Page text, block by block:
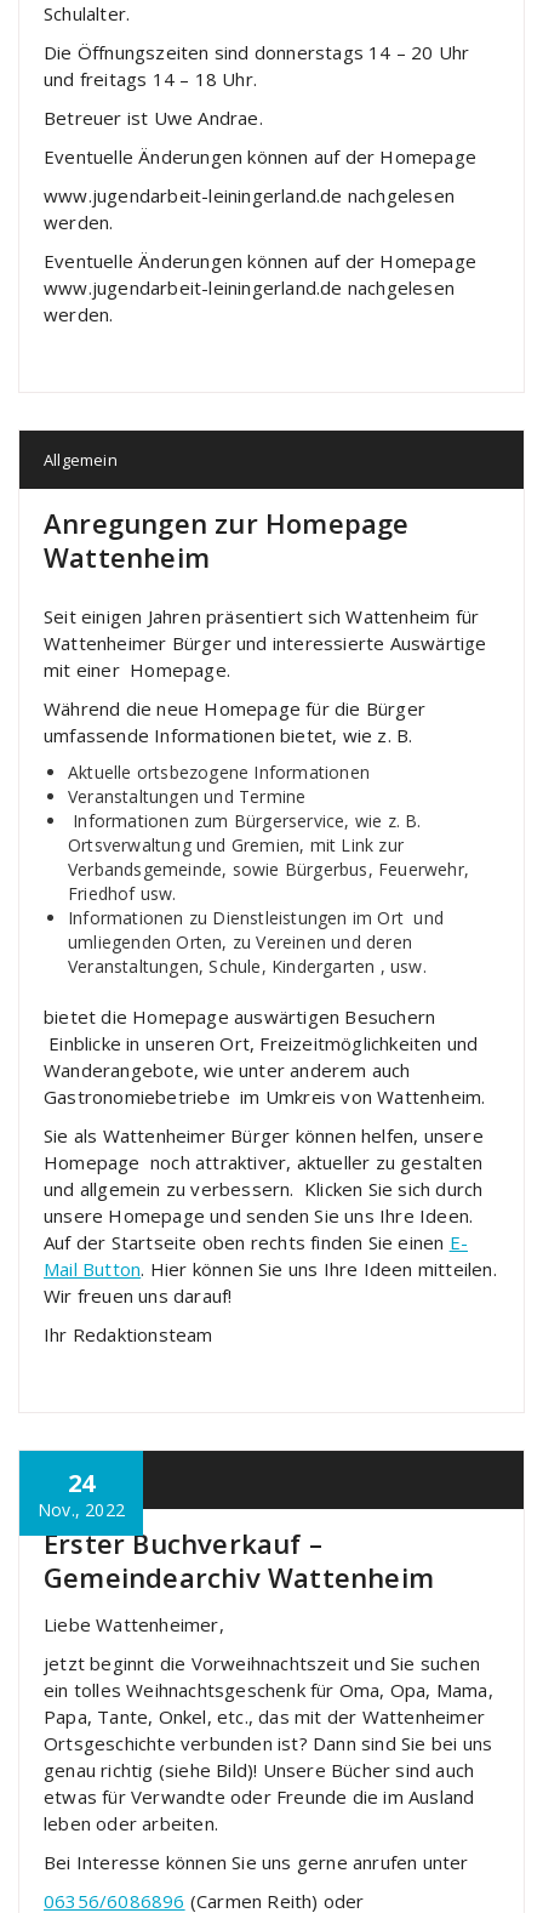
Schulalter.
Die Öffnungszeiten sind donnerstags 14 – 20 Uhr
und freitags 14 – 18 Uhr.
Betreuer ist Uwe Andrae.
Eventuelle Änderungen können auf der Homepage
www.jugendarbeit-leiningerland.de nachgelesen
werden.
Eventuelle Änderungen können auf der Homepage
www.jugendarbeit-leiningerland.de nachgelesen
werden.
Allgemein
Anregungen zur Homepage
Wattenheim
Seit einigen Jahren präsentiert sich Wattenheim für
Wattenheimer Bürger und interessierte Auswärtige
mit einer Homepage.
Während die neue Homepage für die Bürger
umfassende Informationen bietet, wie z. B.
Aktuelle ortsbezogene Informationen
Veranstaltungen und Termine
Informationen zum Bürgerservice, wie z. B.
Ortsverwaltung und Gremien, mit Link zur
Verbandsgemeinde, sowie Bürgerbus, Feuerwehr,
Friedhof usw.
Informationen zu Dienstleistungen im Ort und
umliegenden Orten, zu Vereinen und deren
Veranstaltungen, Schule, Kindergarten , usw.
bietet die Homepage auswärtigen Besuchern
Einblicke in unseren Ort, Freizeitmöglichkeiten und
Wanderangebote, wie unter anderem auch
Gastronomiebetriebe im Umkreis von Wattenheim.
Sie als Wattenheimer Bürger können helfen, unsere
Homepage noch attraktiver, aktueller zu gestalten
und allgemein zu verbessern. Klicken Sie sich durch
unsere Homepage und senden Sie uns Ihre Ideen.
Auf der Startseite oben rechts finden Sie einen E-
Mail Button. Hier können Sie uns Ihre Ideen mitteilen.
Wir freuen uns darauf!
Ihr Redaktionsteam
24
Nov., 2022
Allgemein
Erster Buchverkauf –
Gemeindearchiv Wattenheim
Liebe Wattenheimer,
jetzt beginnt die Vorweihnachtszeit und Sie suchen
ein tolles Weihnachtsgeschenk für Oma, Opa, Mama,
Papa, Tante, Onkel, etc., das mit der Wattenheimer
Ortsgeschichte verbunden ist? Dann sind Sie bei uns
genau richtig (siehe Bild)! Unsere Bücher sind auch
etwas für Verwandte oder Freunde die im Ausland
leben oder arbeiten.
Bei Interesse können Sie uns gerne anrufen unter
06356/6086896 (Carmen Reith) oder